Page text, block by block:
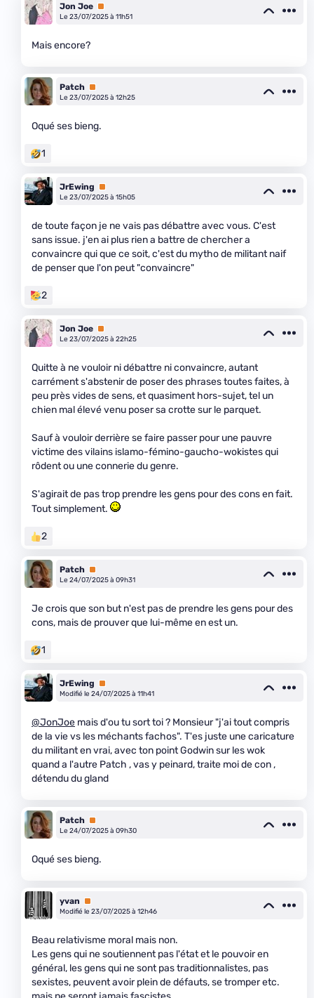
Jon Joe Premium
Le 23/07/2025 à 11h51
Mais encore?
Patch Premium
Le 23/07/2025 à 12h25
Oqué ses bieng.
1
JrEwing
Premium
Le 23/07/2025 à 15h05
de toute façon je ne vais pas débattre avec vous. C'est
sans issue. j'en ai plus rien a battre de chercher a
convaincre qui que ce soit, c'est du mytho de militant naif
de penser que l'on peut "convaincre"
2
Jon Joe Premium
Le 23/07/2025 à 22h25
Quitte à ne vouloir ni débattre ni convaincre, autant
carrément s'abstenir de poser des phrases toutes faites, à
peu près vides de sens, et quasiment hors-sujet, tel un
chien mal élevé venu poser sa crotte sur le parquet.
Sauf à vouloir derrière se faire passer pour une pauvre
victime des vilains islamo-fémino-gaucho-wokistes qui
rôdent ou une connerie du genre.
S'agirait de pas trop prendre les gens pour des cons en fait.
Tout simplement.
2
Patch Premium
Le 24/07/2025 à 09h31
Je crois que son but n'est pas de prendre les gens pour des
cons, mais de prouver que lui-même en est un.
1
JrEwing
Premium
Modifié le 24/07/2025 à 11h41
@JonJoe mais d'ou tu sort toi ? Monsieur "j'ai tout compris
de la vie vs les méchants fachos". T'es juste une caricature
du militant en vrai, avec ton point Godwin sur les wok
quand a l'autre Patch , vas y peinard, traite moi de con ,
détendu du gland
Patch Premium
Le 24/07/2025 à 09h30
Oqué ses bieng.
yvan
Premium
Modifié le 23/07/2025 à 12h46
Beau relativisme moral mais non.
Les gens qui ne soutiennent pas l'état et le pouvoir en
général, les gens qui ne sont pas traditionnalistes, pas
sexistes, peuvent avoir plein de défauts, se tromper etc.